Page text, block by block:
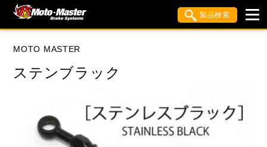
製品検索
SUZUKI KAWASAKI
MOTO MASTER
ステンブラック